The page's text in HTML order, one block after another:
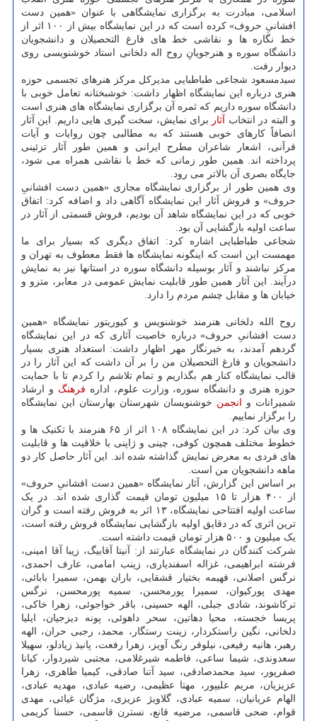
اسلامی، مبادرت به برگزاری نمایشگاهی با عنوان «همین دست
افشانیِ حروف» کرده است که در این نمایشگاه بیش از ۱۰۰ اثر از
خط نگاره ها و نقاشی خط های فارغ التحصیلان و دانشجویان
دانشگاه سوره و هنرجویانِ روح اله دلخانی استاد خوشنویسی روی
دیوار رفت.
سیدمسعود شجاعی طباطبایی مدیرکل مرکز هنرهای تجسمی حوزه
هنری درباره این نمایشگاه اظهار داشت: خوشبختانه تعامل خوبی با
دانشگاه سوره داریم که ثمره آن برگزاری نمایشگاه های هنری است
و البته در انتخاب آثار برای نمایش، سخت گیری هایی داریم. این آثار
انصافاً کارهای خوبی هستند که به مطالبی چون روایات و آیات
قرآنی، اشعار شاعران مطرح ایرانی و همین طور آثار تزئینی
پرداخته اند. همین طور زمانی که خط با نقاشی همراه می شود،
جایگاه بصری آن بالاتر می رود.
وی همین طور از برگزاری نمایشگاه مجازی «همین دست افشانیِ
حروف» و فروش آثار این نمایشگاه آگاهی داد و اضافه کرد: اتفاق
خوبی که در این نمایشگاه شاهد آن بودیم، فروش قسمتی از آثار در
ساعت اولیه بازگشایی آن بود.
شجاعی طباطبایی اشاره کرد: اتفاق دیگری که بسیار برای ما
مهمست این است که اینگونه نمایشگاه ها فقط معطوف به تهران و
مرکز نباشند و آثار بوسیله دانشگاه سوره در استانها نیز به نمایش
درآیند. این آثار همین طور قابلیت نمایش عمومی در معابر، مترو و
خیابان ها و مقابل چشم مردم را دارد.
روح الله دلخانی هنرمند خوشنویس و کیوریتور نمایشگاه «همین
دست افشانیِ حروف» درباره خاصیت آثاری که در این نمایشگاه
گردهم آمدند، به خبرنگار مهر اظهار داشت: استعداد هنری بسیار
دانشجویان و فارغ التحصیلان من را بر آن داشت که این آثار را در
قالب نمایشگاه کنار هم بگذاریم و تمام تلاشم را کردم تا با حمایت
حوزه هنری و دانشگاه سوره، وزارت علوم، اداره فرهنگ و ارشاد
شمیرانات و انجمن خوشنویسان شهرستان بهارستان این نمایشگاه
را برگزار نماییم.
وی بیان کرد: در این نمایشگاه ۱۰۸ اثر از ۶۵ هنرمند با تکنیک ها و
خطوط مختلف همچون کوفی، چینی و ژاپنی با خلاقیت ها و قابلیت
های فردی به معرض نمایش گذاشته شده اند. این آثار حاصل کار دو
ماهه دانشجویان من است.
بر اساس این گزارش، آثار نمایشگاه «همین دست افشانیِ حروف»
از ۴۰۰ هزار تا ۱۵ میلیون تومان قیمت گذاری شده اند. در یک
ساعت اولیه افتتاحی نمایشگاه، ۱۳ اثر به فروش رفته است و گران
ترین اثری که در دقایق اولیه بازگشایی نمایشگاه فروش رفته است،
یک میلیون و ۵۰۰ هزار تومان قیمت داشته است.
شرکت کنندگان در نمایشگاه عبارتند از: آنیتا آقابیگ، زیبا آقا امینی،
فرشته ابراهیمی، غزاله اسفندیاری، زینب امامی، عارف احمدی،
نرگس اصلانی، فهیمه بختیار قشقایی، باران بهمن، سمیرا بابائی،
مهدی پورکیوان، سمیرا پورمحسن، سمیه پورمحسن، نرگس
ترکاشوند، شادی جبلی، الهه حسینی، باقر خواجوئی، زهرا خاکی،
پریسا خجسته، محیا دهاتین، سحر داهوئی، پونه دیزجیان، ایلیا
دلخانی، نگین راستکردار، زینت رستگار، محمد، رجبی حران، الهه
رهبر، هانیه رفیعی، نیلوفر رنگ آویز، زهرا رفعت، پانیذ زیادلو، سهیلا
سعدوندی، شیما ساعی، فاطمه شیرغلامی، مجتبی شیردوار، کیانا
صفرپور، سید محمدصادقی، سید آتنا صادقی، کیمیا طاهری، زهرا
عزیزیان، مریم علیپور، مهتا عظیمی، رضیه عبادی، مهدیه عبادی،
الهام عریانیان، سمیه عبادی، گلاویژ عزیزی، مژگان غیائی، مهدی
قوام، ضحی قاسمی، مرضیه قانع، نسترن قاسمی، حسنا کریمی